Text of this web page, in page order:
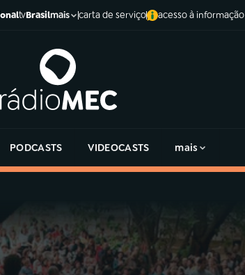
tvBrasilmais carta de serviço acesso à informação
PODCASTS VIDEOCASTS mais